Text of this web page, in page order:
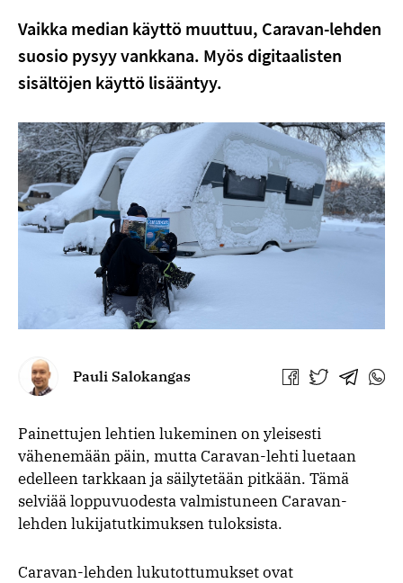
Vaikka median käyttö muuttuu, Caravan-lehden
suosio pysyy vankkana. Myös digitaalisten
sisältöjen käyttö lisääntyy.
Pauli Salokangas
Jaa Jaa Jaa Jaa
Painettujen lehtien lukeminen on yleisesti
vähenemään päin, mutta Caravan-lehti luetaan
edelleen tarkkaan ja säilytetään pitkään. Tämä
selviää loppuvuodesta valmistuneen Caravan-
lehden lukijatutkimuksen tuloksista.
Caravan-lehden lukutottumukset ovat